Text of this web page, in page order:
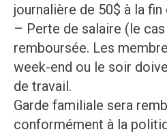
journalière de 50$ à la fin
– Perte de salaire (le
remboursée. Les
week-end ou le soir
de travail.
Garde familiale sera
conformément à la